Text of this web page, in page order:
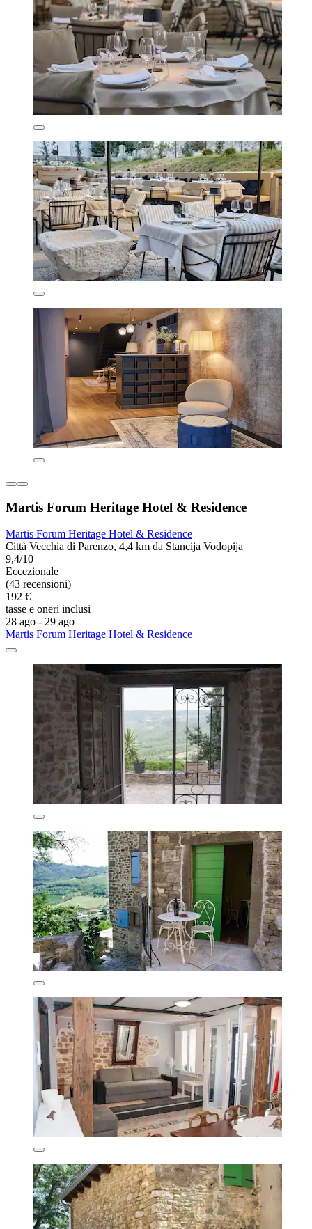
Martis Forum Heritage Hotel & Residence
Martis Forum Heritage Hotel & Residence
Città Vecchia di Parenzo, 4,4 km da Stancija Vodopija
9,4/10
Eccezionale
(43 recensioni)
192 €
tasse e oneri inclusi
28 ago - 29 ago
Martis Forum Heritage Hotel & Residence